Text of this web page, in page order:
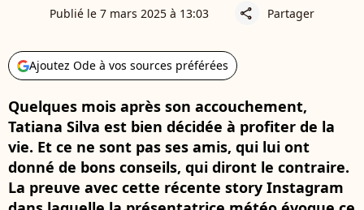
Publié le 7 mars 2025 à 13:03 share Partager
Ajoutez Ode à vos sources préférées
Quelques mois après son accouchement,
Tatiana Silva est bien décidée à profiter de la
vie. Et ce ne sont pas ses amis, qui lui ont
donné de bons conseils, qui diront le contraire.
La preuve avec cette récente story Instagram